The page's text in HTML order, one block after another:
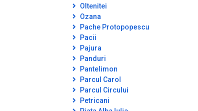
Oltenitei
Ozana
Pache Protopopescu
Pacii
Pajura
Panduri
Pantelimon
Parcul Carol
Parcul Circului
Petricani